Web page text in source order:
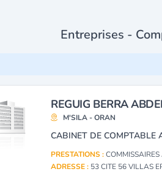
Entreprises -
REGUIG BERRA
M'SILA - ORAN
CABINET DE COMPTABLE
PRESTATIONS :
ADRESSE : 53 CITE 56 VILLAS